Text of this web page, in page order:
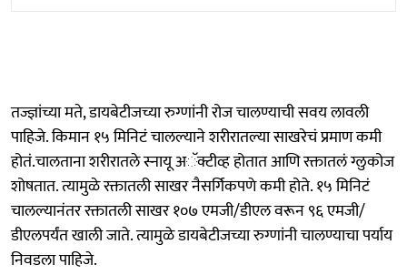
तज्ज्ञांच्या मते, डायबेटीजच्या रुग्णांनी रोज चालण्याची सवय लावली
पाहिजे. किमान १५ मिनिटं चालल्याने शरीरातल्या साखरेचं प्रमाण कमी
होतं.चालताना शरीरातले स्नायू अॅक्टीव्ह होतात आणि रक्तातलं ग्लुकोज
शोषतात. त्यामुळे रक्तातली साखर नैसर्गिकपणे कमी होते. १५ मिनिटं
चालल्यानंतर रक्तातली साखर १०७ एमजी/डीएल वरून ९६ एमजी/
डीएलपर्यंत खाली जाते. त्यामुळे डायबेटीजच्या रुग्णांनी चालण्याचा पर्याय
निवडला पाहिजे.